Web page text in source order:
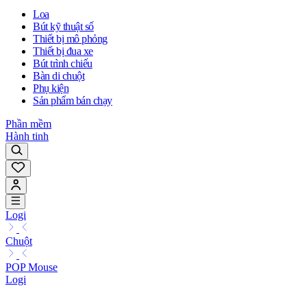
Loa
Bút kỹ thuật số
Thiết bị mô phỏng
Thiết bị đua xe
Bút trình chiếu
Bàn di chuột
Phụ kiện
Sản phẩm bán chạy
Phần mềm
Hành tinh
Logi
Chuột
POP Mouse
Logi